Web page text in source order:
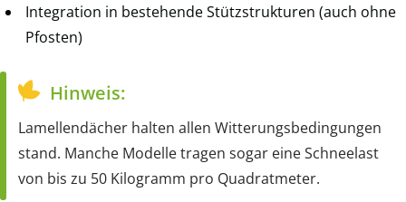
Integration in bestehende Stützstrukturen (auch ohne
Pfosten)
Hinweis:
Lamellendächer halten allen Witterungsbedingungen
stand. Manche Modelle tragen sogar eine Schneelast
von bis zu 50 Kilogramm pro Quadratmeter.